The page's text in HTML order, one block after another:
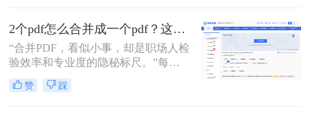
评领域深耕多年的小编，我见过太多
职场朋友被基础的文档处理问题绊住
手脚。那么pdf如何合并成一个pdf
呢？
2个pdf怎么合并成一个pdf？这3个方法让你效率翻倍，安全省心！
“合并PDF，看似小事，却是职场人检
验效率和专业度的隐秘标尺。”每到
月底汇总报告、项目结案需整合多方
资料，或是自媒体朋友整理拍摄脚本
赞 踩